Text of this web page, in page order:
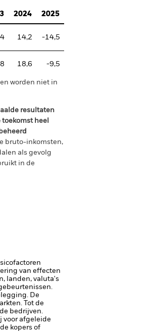
2024 2025
14,2 -14,5
18,6 -9,5
worden niet in
resultaten
heel
bruto-inkomsten,
als gevolg
in de
van effecten
landen, valuta's
De
Tot de
bedrijven.
voor afgeleide
kopers of